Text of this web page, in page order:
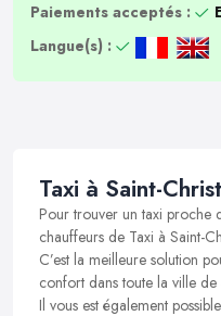
Paiements acceptés :
Langue(s) :
Taxi à Saint-
Pour trouver un taxi proche
chauffeurs de Taxi à Saint-
C’est la meilleure solution
confort dans toute la ville de
Il vous est également